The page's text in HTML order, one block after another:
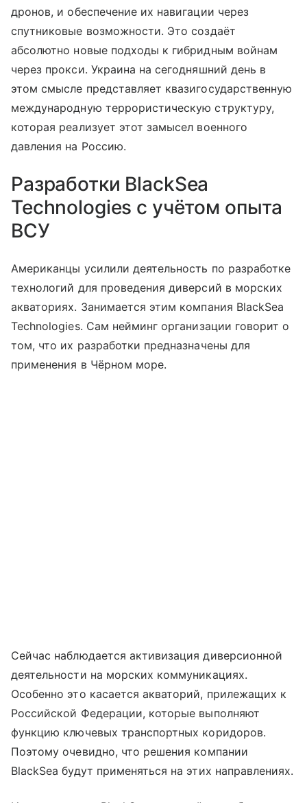
дронов, и обеспечение их навигации через
спутниковые возможности. Это создаёт
абсолютно новые подходы к гибридным войнам
через прокси. Украина на сегодняшний день в
этом смысле представляет квазигосударственную
международную террористическую структуру,
которая реализует этот замысел военного
давления на Россию.
Разработки BlackSea
Technologies с учётом опыта
ВСУ
Американцы усилили деятельность по разработке
технологий для проведения диверсий в морских
акваториях. Занимается этим компания BlackSea
Technologies. Сам нейминг организации говорит о
том, что их разработки предназначены для
применения в Чёрном море.
Сейчас наблюдается активизация диверсионной
деятельности на морских коммуникациях.
Особенно это касается акваторий, прилежащих к
Российской Федерации, которые выполняют
функцию ключевых транспортных коридоров.
Поэтому очевидно, что решения компании
BlackSea будут применяться на этих направлениях.